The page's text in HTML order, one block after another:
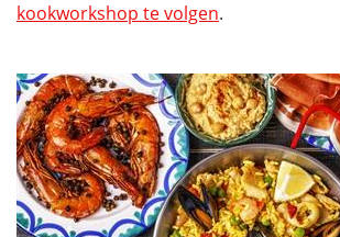
kookworkshop te volgen.